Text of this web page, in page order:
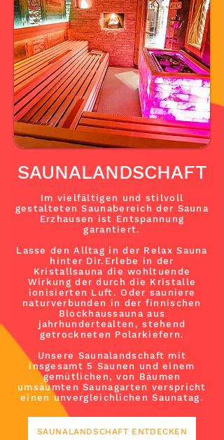
SAUNALANDSCHAFT
Im vielfältigen und stilvoll
gestalteten Saunabereich der Sauna
Erzhausen ist Entspannung
garantiert.
Lasse den Alltag in der Relax Sauna
hinter Dir. Erlebe in der
Kristallsauna die wohltuende
Wirkung der durch die Kristalle
ionisierten Luft. Oder sauniere
naturverbunden in der finnischen
Blockhaussauna aus
jahrhundertealten, stehend
getrockneten Polarkiefern.
Unsere Saunalandschaft mit
insgesamt 5 Saunen und einem
gemütlichen, von Bäumen
umsäumten Saunagarten verspricht
einen unvergleichlichen Saunatag.
SAUNALANDSCHAFT ENTDECKEN